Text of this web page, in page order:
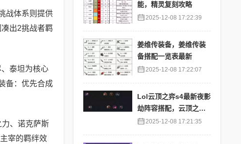
战体系则提供
出2挑战者羁
泰坦为核心
备：优先合成
、诺克萨斯
宰的羁绊效
能，精灵复刻攻略
2025-12-08 17:22:39
姜维传装备，姜维传装
备搭配一览表最新
2025-12-08 17:22:07
Lol云顶之弈s4最新夜影
劫阵容搭配，云顶之奕
夜影劫阵容
2025-12-08 17:21:35